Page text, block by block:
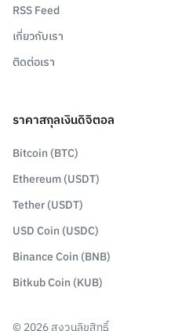
RSS Feed
เกี่ยวกับเรา
ติดต่อเรา
ราคาสกุลเงินดิจิตอล
Bitcoin (BTC)
Ethereum (USDT)
Tether (USDT)
USD Coin (USDC)
Binance Coin (BNB)
Bitkub Coin (KUB)
© 2026สงวนลิขสิทธิ์